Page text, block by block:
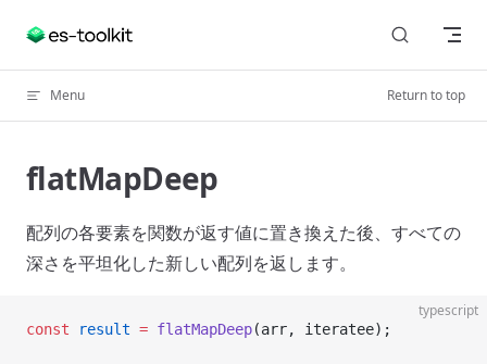
Skip to content
Menu Return to top
flatMapDeep
配列の各要素を関数が返す値に置き換えた後、すべての
深さを平坦化した新しい配列を返します。
typescript
const result = flatMapDeep(arr, iteratee);